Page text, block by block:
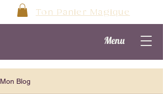
Menu
Ton Panier Magique
Mon Blog